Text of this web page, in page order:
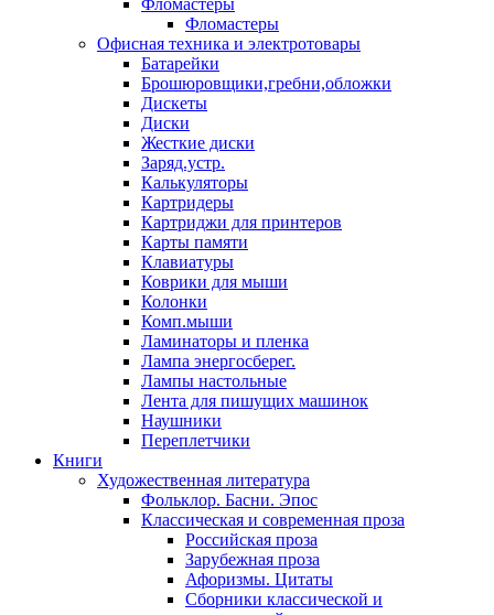
Фломастеры
Фломастеры
Офисная техника и электротовары
Батарейки
Брошюровщики,гребни,обложки
Дискеты
Диски
Жесткие диски
Заряд.устр.
Калькуляторы
Картридеры
Картриджи для принтеров
Карты памяти
Клавиатуры
Коврики для мыши
Колонки
Комп.мыши
Ламинаторы и пленка
Лампа энергосберег.
Лампы настольные
Лента для пишущих машинок
Наушники
Переплетчики
Книги
Художественная литература
Фольклор. Басни. Эпос
Классическая и современная проза
Российская проза
Зарубежная проза
Афоризмы. Цитаты
Сборники классической и